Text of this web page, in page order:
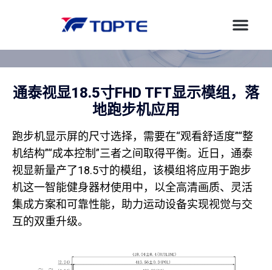
通泰视显18.5寸FHD TFT显示模组，落
地跑步机应用
跑步机显示屏的尺寸选择，需要在“观看舒适度”“整
机结构”“成本控制”三者之间取得平衡。近日，通泰
视显新量产了18.5寸的模组，该模组将应用于跑步
机这一智能健身器材使用中，以全高清画质、灵活
集成方案和可靠性能，助力运动设备实现视觉与交
互的双重升级。